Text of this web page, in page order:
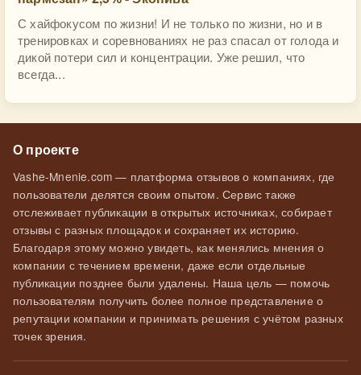
С хайфокусом по жизни! И не только по жизни, но и в
тренировках и соревнованиях не раз спасал от голода и
дикой потери сил и концентрации. Уже решил, что
всегда...
О проекте
Vashe-Mnenie.com — платформа отзывов о компаниях, где
пользователи делятся своим опытом. Сервис также
отслеживает публикации в открытых источниках, собирает
отзывы с разных площадок и сохраняет их историю.
Благодаря этому можно увидеть, как менялись мнения о
компании с течением времени, даже если отдельные
публикации позднее были удалены. Наша цель — помочь
пользователям получить более полное представление о
репутации компании и принимать решения с учётом разных
точек зрения.